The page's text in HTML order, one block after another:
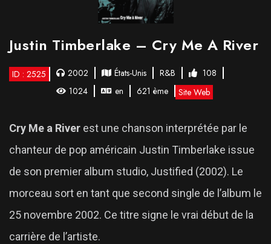
Justin Timberlake – Cry Me A River
ID : 2525 2002 États-Unis R&B
108
1024
en 621 ème Site Web
Cry Me a River est une chanson interprétée par le
chanteur de pop américain Justin Timberlake issue
de son premier album studio, Justified (2002). Le
morceau sort en tant que second single de l’album le
25 novembre 2002. Ce titre signe le vrai début de la
carrière de l’artiste.